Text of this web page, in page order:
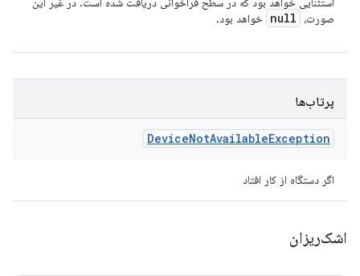
صورت،
null خواهد بود.
پرتاب‌ها
DeviceNotAvailableException
اگر دستگاه از کار افتاد
اشک‌ریزان